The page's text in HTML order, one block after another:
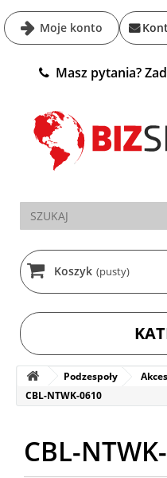
Moje konto
Masz pytania?
Koszyk (pusty)
Podzespoły
CBL-NTWK-0610
CBL-